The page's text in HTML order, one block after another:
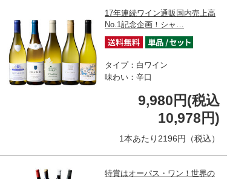
17年連続ワイン通販国内売上高
No.1記念企画！シャ…
タイプ：白ワイン
味わい：辛口
9,980円(税込
10,978円)
1本あたり2196円（税込）
特賞はオーパス・ワン！世界の